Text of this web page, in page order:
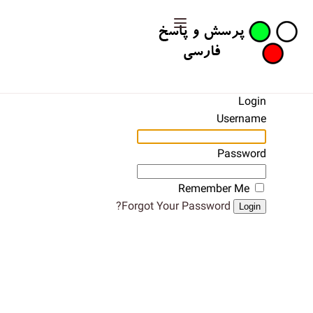
Login
Username
Password
Remember Me
Login
Forgot Your Password?